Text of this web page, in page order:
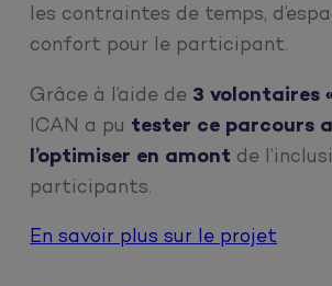
les contraintes de temps,
confort pour le participant.
Grâce à l’aide de 3 volontaires
ICAN a pu tester ce parcours
l’optimiser en amont de
participants.
En savoir plus sur le projet